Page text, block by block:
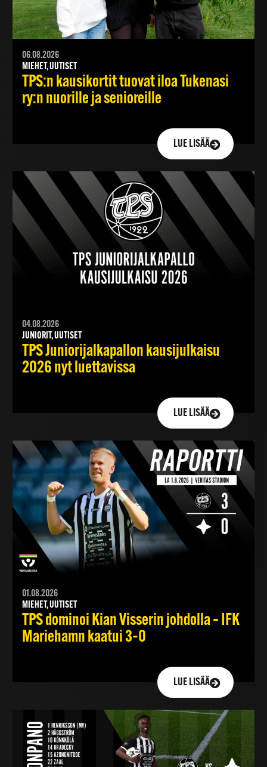
06.08.2026
MIEHET, UUTISET
TPS:n kausikortit tuovat iloa Tukenasi
ry:n nuorille ja senioreille
LUE LISÄÄ
04.08.2026
JUNIORIT, UUTISET
TPS Juniorijalkapallon kausijulkaisu
2026 nyt luettavissa
LUE LISÄÄ
01.08.2026
MIEHET, UUTISET
TPS dominoi Kian Visserin johdolla – IFK
Mariehamn kaatui 3–0
LUE LISÄÄ